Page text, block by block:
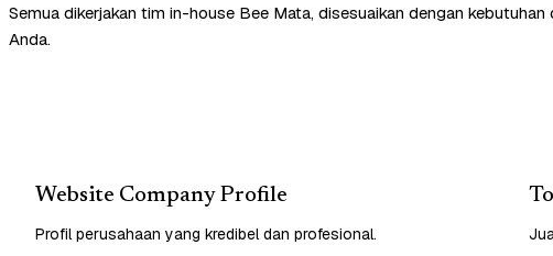
Semua dikerjakan tim in-house Bee Mata, disesuaikan dengan kebutuhan
Anda.
Website Company Profile
Profil perusahaan yang kredibel dan profesional.